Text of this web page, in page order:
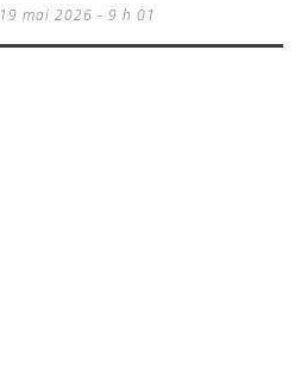
19 mai 2026 - 9 h 01